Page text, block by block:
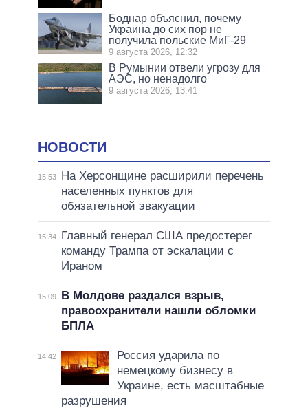
Боднар объяснил, почему
Украина до сих пор не
получила польские МиГ-29
9 августа 2026, 12:32
В Румынии отвели угрозу для
АЭС, но ненадолго
9 августа 2026, 13:41
НОВОСТИ
15:53
На Херсонщине расширили перечень
населенных пунктов для
обязательной эвакуации
15:34
Главный генерал США предостерег
команду Трампа от эскалации с
Ираном
15:09
В Молдове раздался взрыв,
правоохранители нашли обломки
БПЛА
14:42
Россия ударила по
немецкому бизнесу в
Украине, есть масштабные
разрушения